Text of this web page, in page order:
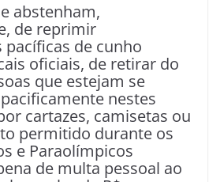
abstenham,
de reprimir
de cunho
oficiais, de retirar do
que estejam se
nestes
cartazes, camisetas ou
permitido durante os
e Paraolímpicos
de multa pessoal ao